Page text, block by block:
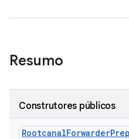
Resumo
Construtores públicos
RootcanalForwarder